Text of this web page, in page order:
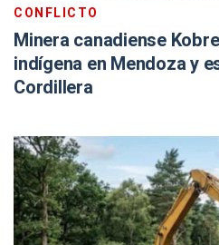
CONFLICTO
Minera canadiense
indígena en Mendoza y
Cordillera